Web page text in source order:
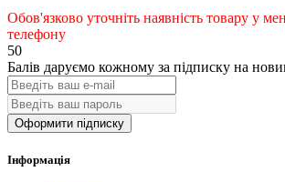
Обов'язково уточніть наявність товару у
телефону
50
Балів даруємо кожному за підписку на
Оформити підписку
Інформація